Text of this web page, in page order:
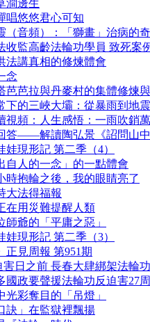
澗邊生
唱悠悠君心可知
（音頻）：「獅畫」治病的
收監高齡法輪功學員 致死案
法講真相的修煉體會
念
芭芭拉與丹麥村的集體修煉
下的三峽大壩：從暴雨到地
視頻：人生感悟：一雨吹銷
答——解讀陶弘景《詔問山中
娃現形記 第二季（4）
自人的一念」的一點體會
時抱輪之後，我的眼睛亮了
大法得福報
在用災難提醒人類
師爺的「平庸之惡」
娃現形記 第二季（3）
正見周報 第951期
害日之前 長春大肆綁架法輪
國政要聲援法輪功反迫害27周
光彩奪目的「吊燈」
訣」在監獄裡飄揚